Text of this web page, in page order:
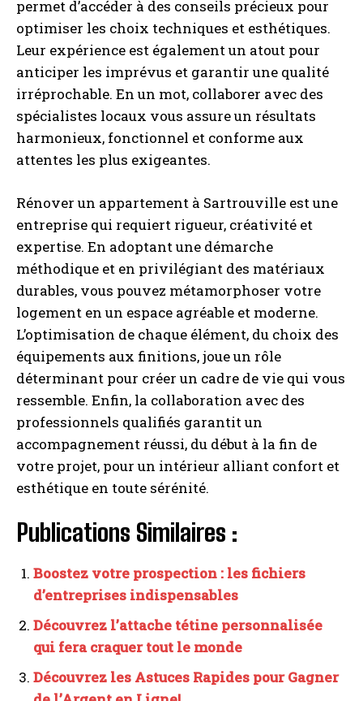
permet d’accéder à des conseils précieux pour
optimiser les choix techniques et esthétiques.
Leur expérience est également un atout pour
anticiper les imprévus et garantir une qualité
irréprochable. En un mot, collaborer avec des
spécialistes locaux vous assure un résultats
harmonieux, fonctionnel et conforme aux
attentes les plus exigeantes.
Rénover un appartement à Sartrouville est une
entreprise qui requiert rigueur, créativité et
expertise. En adoptant une démarche
méthodique et en privilégiant des matériaux
durables, vous pouvez métamorphoser votre
logement en un espace agréable et moderne.
L’optimisation de chaque élément, du choix des
équipements aux finitions, joue un rôle
déterminant pour créer un cadre de vie qui vous
ressemble. Enfin, la collaboration avec des
professionnels qualifiés garantit un
accompagnement réussi, du début à la fin de
votre projet, pour un intérieur alliant confort et
esthétique en toute sérénité.
Publications Similaires :
Boostez votre prospection : les fichiers
d’entreprises indispensables
Découvrez l’attache tétine personnalisée
qui fera craquer tout le monde
Découvrez les Astuces Rapides pour Gagner